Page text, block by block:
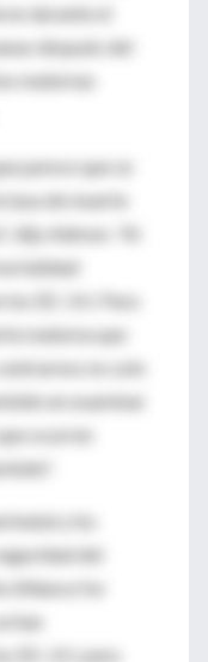
durante el
después del
maternas
parece que se
tasa de muerte
dijo Admon. “Al
EE. UU. Para
materna que
no solo
en examinar
ocurren
y los
del
Alliance for
han
EE. UU. para